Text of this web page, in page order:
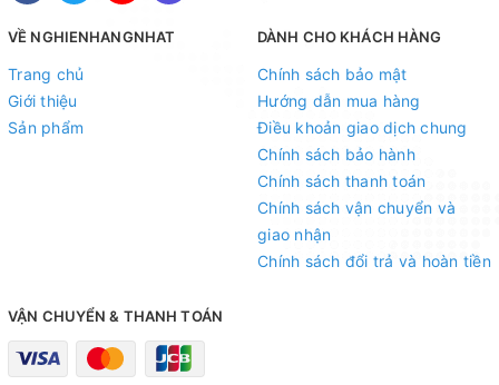
VỀ NGHIENHANGNHAT
Trang chủ
Giới thiệu
Sản phẩm
DÀNH CHO KHÁCH HÀNG
Chính sách bảo mật
Hướng dẫn mua hàng
Điều khoản giao dịch chung
Chính sách bảo hành
Chính sách thanh toán
Chính sách vận chuyển và
giao nhận
Chính sách đổi trả và hoàn tiền
VẬN CHUYỂN & THANH TOÁN